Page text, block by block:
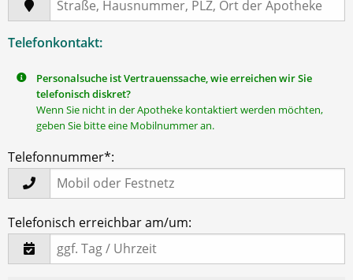
Telefonkontakt:
Personalsuche ist Vertrauenssache, wie erreichen wir Sie
telefonisch diskret?
Wenn Sie nicht in der Apotheke kontaktiert werden möchten,
geben Sie bitte eine Mobilnummer an.
Telefonnummer*:
Telefonisch erreichbar am/um: